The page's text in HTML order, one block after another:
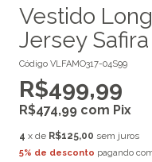
Vestido
Jersey Safira
Código VLFAMO317-04S99
R$499,99
R$474,99 com Pix
4 x de R$125,00 sem juros
5% de desconto pagando